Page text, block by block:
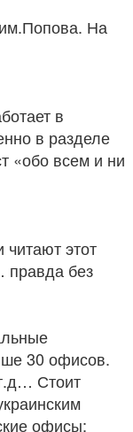
На
в
в разделе
«обо всем и ни
этот
правда без
30 офисов.
Стоит
офисы: